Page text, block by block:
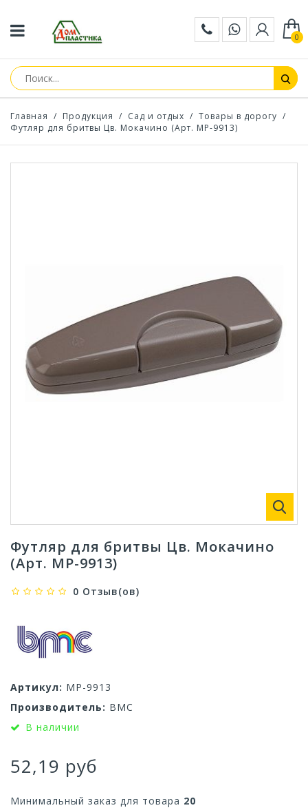
0
Главная / Продукция / Сад и отдых / Товары в дорогу /
Футляр для бритвы Цв. Мокачино (Арт. МР-9913)
Футляр для бритвы Цв. Мокачино
(Арт. МР-9913)
0 Отзыв(ов)
Артикул: МР-9913
Производитель: ВМС
В наличии
52,19 руб
Минимальный заказ для товара 20